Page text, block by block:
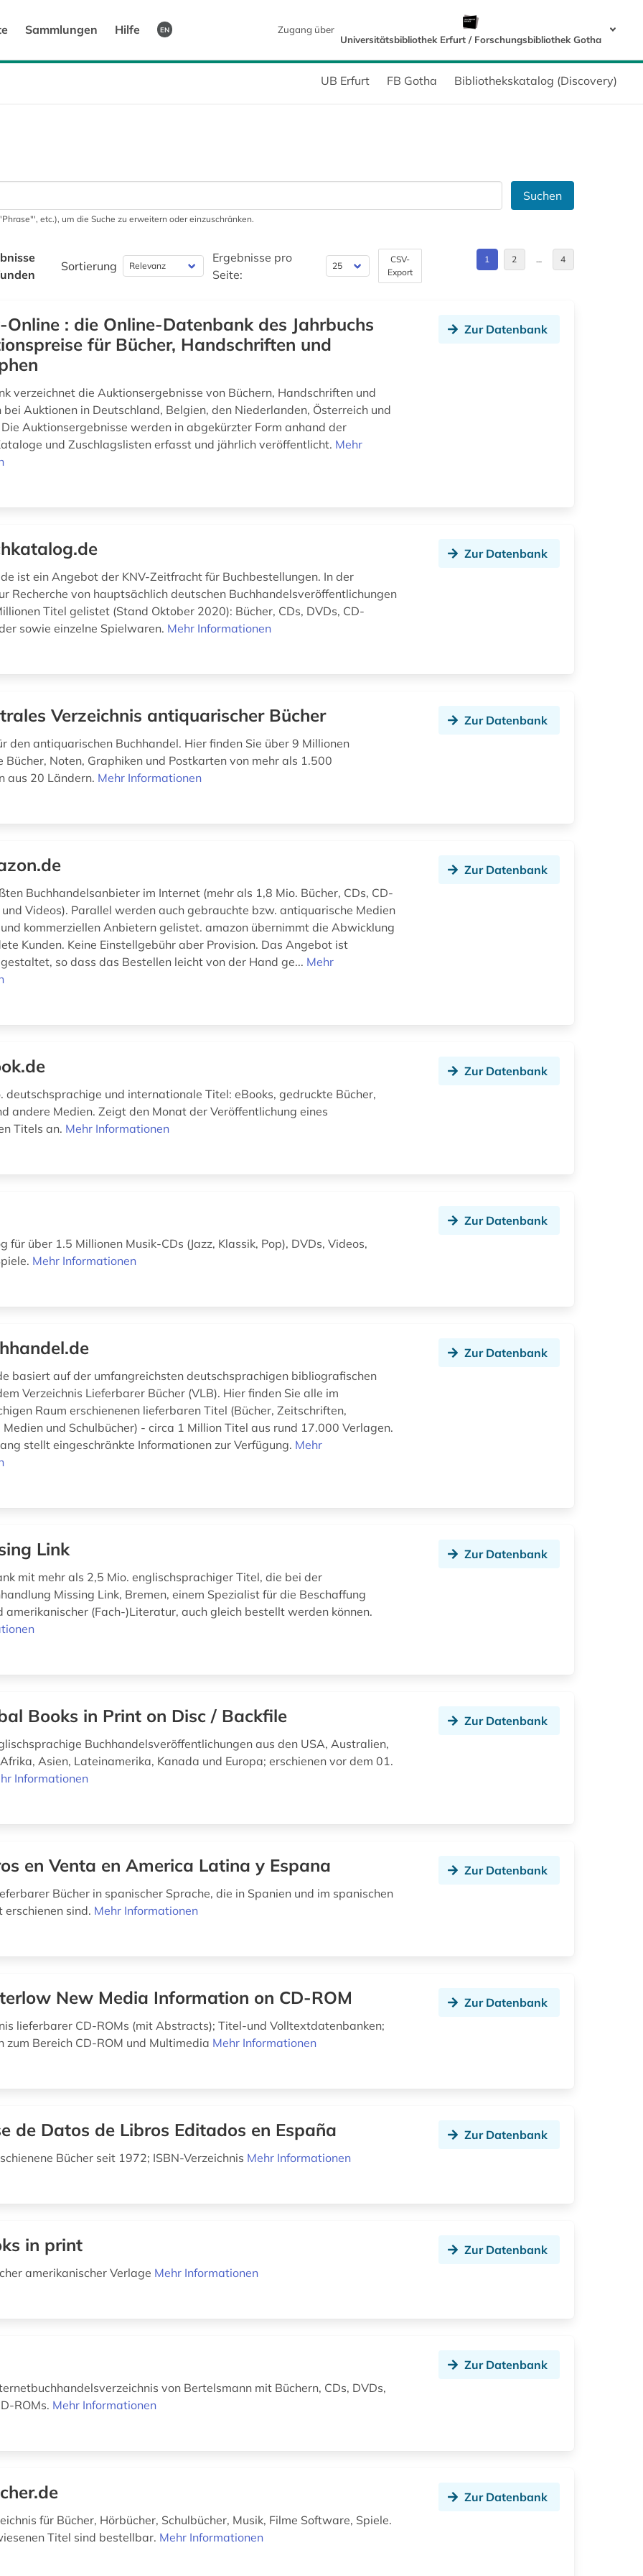
Sammlungen Hilfe EN
Zugang über
Universitätsbibliothek Erfurt / Forschungsbibliothek Gotha
UB Erfurt FB Gotha Bibliothekskatalog (Discovery)
Suchen
etc.), um die Suche zu erweitern oder einzuschränken.
Sortierung
Ergebnisse pro
Seite:
CSV-
Export
1 2 … 4
Online : die Online-Datenbank des Jahrbuchs
für Bücher, Handschriften und
verzeichnet die Auktionsergebnisse von Büchern, Handschriften und
Auktionen in Deutschland, Belgien, den Niederlanden, Österreich und
Auktionsergebnisse werden in abgekürzter Form anhand der
und Zuschlagslisten erfasst und jährlich veröffentlicht. Mehr
Zur Datenbank
ist ein Angebot der KNV-Zeitfracht für Buchbestellungen. In der
Recherche von hauptsächlich deutschen Buchhandelsveröffentlichungen
Titel gelistet (Stand Oktober 2020): Bücher, CDs, DVDs, CD-
sowie einzelne Spielwaren. Mehr Informationen
Zur Datenbank
Verzeichnis antiquarischer Bücher
den antiquarischen Buchhandel. Hier finden Sie über 9 Millionen
Bücher, Noten, Graphiken und Postkarten von mehr als 1.500
aus 20 Ländern. Mehr Informationen
Zur Datenbank
Buchhandelsanbieter im Internet (mehr als 1,8 Mio. Bücher, CDs, CD-
und Videos). Parallel werden auch gebrauchte bzw. antiquarische Medien
kommerziellen Anbietern gelistet. amazon übernimmt die Abwicklung
Kunden. Keine Einstellgebühr aber Provision. Das Angebot ist
so dass das Bestellen leicht von der Hand ge... Mehr
Zur Datenbank
deutschsprachige und internationale Titel: eBooks, gedruckte Bücher,
andere Medien. Zeigt den Monat der Veröffentlichung eines
Titels an. Mehr Informationen
Zur Datenbank
für über 1.5 Millionen Musik-CDs (Jazz, Klassik, Pop), DVDs, Videos,
Mehr Informationen
Zur Datenbank
basiert auf der umfangreichsten deutschsprachigen bibliografischen
Verzeichnis Lieferbarer Bücher (VLB). Hier finden Sie alle im
Raum erschienenen lieferbaren Titel (Bücher, Zeitschriften,
Medien und Schulbücher) - circa 1 Million Titel aus rund 17.000 Verlagen.
stellt eingeschränkte Informationen zur Verfügung. Mehr
Zur Datenbank
Link
mit mehr als 2,5 Mio. englischsprachiger Titel, die bei der
Missing Link, Bremen, einem Spezialist für die Beschaffung
amerikanischer (Fach-)Literatur, auch gleich bestellt werden können.
Zur Datenbank
Books in Print on Disc / Backfile
Buchhandelsveröffentlichungen aus den USA, Australien,
Asien, Lateinamerika, Kanada und Europa; erschienen vor dem 01.
Informationen
Zur Datenbank
en Venta en America Latina y Espana
Bücher in spanischer Sprache, die in Spanien und im spanischen
erschienen sind. Mehr Informationen
Zur Datenbank
New Media Information on CD-ROM
lieferbarer CD-ROMs (mit Abstracts); Titel-und Volltextdatenbanken;
zum Bereich CD-ROM und Multimedia Mehr Informationen
Zur Datenbank
de Datos de Libros Editados en España
Bücher seit 1972; ISBN-Verzeichnis Mehr Informationen
Zur Datenbank
in print
amerikanischer Verlage Mehr Informationen
Zur Datenbank
von Bertelsmann mit Büchern, CDs, DVDs,
ROMs. Mehr Informationen
Zur Datenbank
für Bücher, Hörbücher, Schulbücher, Musik, Filme Software, Spiele.
Titel sind bestellbar. Mehr Informationen
Zur Datenbank